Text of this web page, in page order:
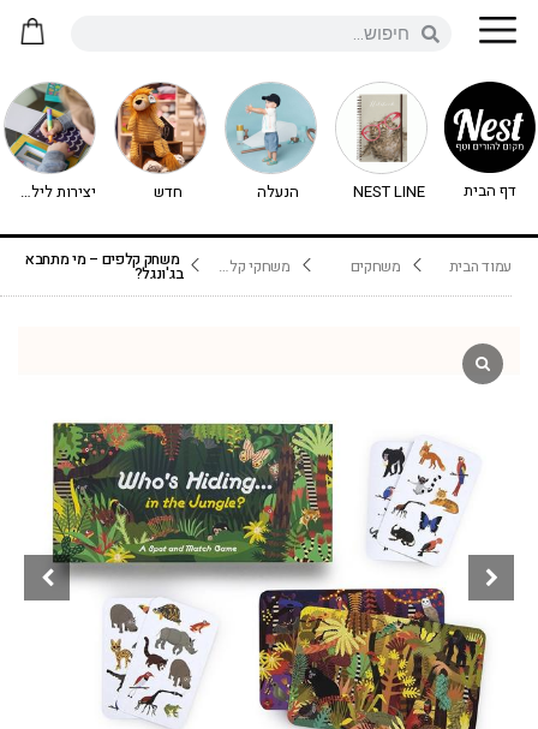
דף הבית NEST LINE הנעלה חדש יצירות לילדים - יצירה לילדים
עמוד הבית משחקים משחקי קלפים משחק קלפים – מי מתחבא
בג'ונגל?